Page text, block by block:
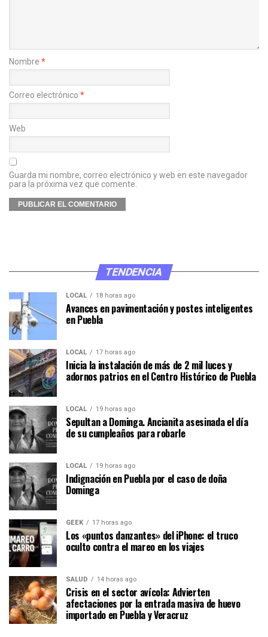
Nombre *
Correo electrónico *
Web
Guarda mi nombre, correo electrónico y web en este navegador
para la próxima vez que comente.
TENDENCIA
LOCAL 18 horas ago
Avances en pavimentación y postes inteligentes
en Puebla
LOCAL 17 horas ago
Inicia la instalación de más de 2 mil luces y
adornos patrios en el Centro Histórico de Puebla
LOCAL 19 horas ago
Sepultan a Dominga. Ancianita asesinada el día
de su cumpleaños para robarle
LOCAL 19 horas ago
Indignación en Puebla por el caso de doña
Dominga
GEEK 17 horas ago
Los «puntos danzantes» del iPhone: el truco
oculto contra el mareo en los viajes
SALUD 14 horas ago
Crisis en el sector avícola: Advierten
afectaciones por la entrada masiva de huevo
importado en Puebla y Veracruz